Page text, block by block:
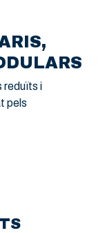
reduïts i
pels